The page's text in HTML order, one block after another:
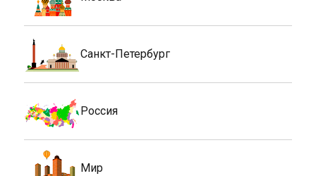
Санкт-Петербург
Россия
Мир